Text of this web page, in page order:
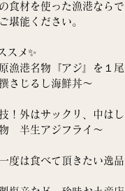
食材を使った漁港ならで
堪能ください。
スメ✨
漁港名物『アジ』を１
さじるし海鮮丼〜
！外はサックリ、中は
　半生アジフライ〜
度は食べて頂きたい逸品